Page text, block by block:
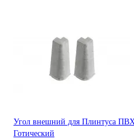
Угол внешний для Плинтуса
Готический